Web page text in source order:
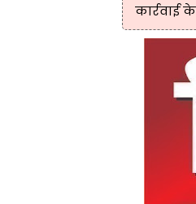
कार्रवाई